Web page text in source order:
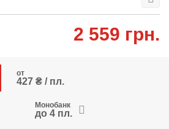
2 559 грн.
от
427 ₴ / пл.
Монобанк
до 4 пл.